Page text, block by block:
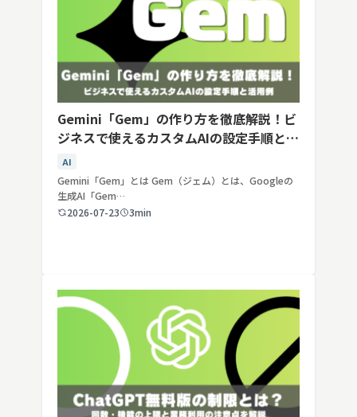
Gemini「Gem」の作り方を徹底解説！ビ
ジネスで使えるカスタムAIの設定手順と活
用例
AI
Gemini「Gem」とは Gem（ジェム）とは、Googleの
生成AI「Gem…
2026-07-23
3min